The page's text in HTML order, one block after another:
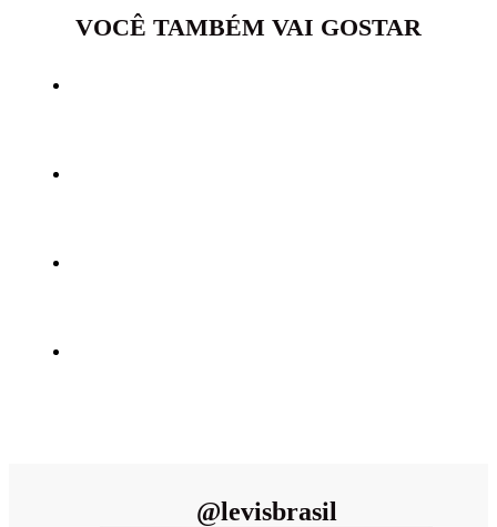
VOCÊ TAMBÉM VAI GOSTAR
@levisbrasil